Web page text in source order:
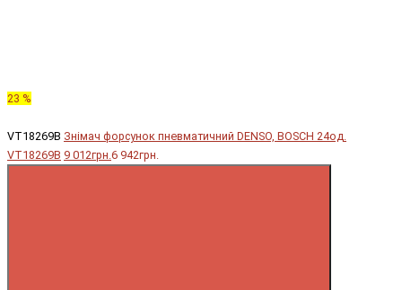
23 %
VT18269B Знімач форсунок пневматичний DENSO, BOSCH 24од.
VT18269B 9 012грн.6 942грн.